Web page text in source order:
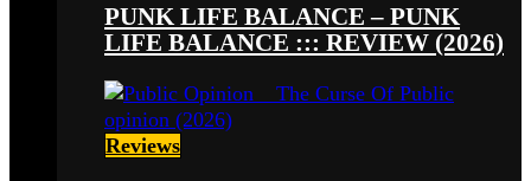
PUNK LIFE BALANCE – PUNK
LIFE BALANCE ::: REVIEW (2026)
Reviews